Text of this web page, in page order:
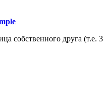
собственного друга (т.е.